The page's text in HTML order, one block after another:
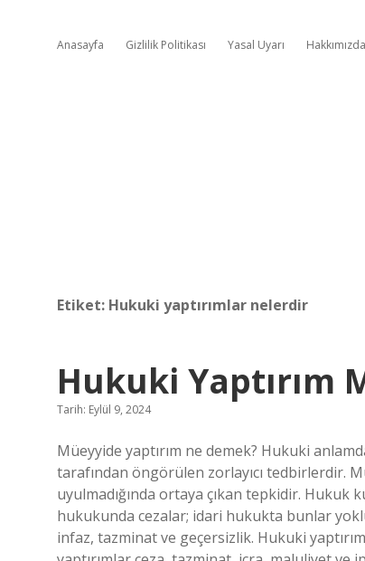
Anasayfa Gizlilik Politikası Yasal Uyarı Hakkımızda
Etiket: Hukuki yaptırımlar nelerdir
Hukuki Yaptırım
Tarih: Eylül 9, 2024
Müeyyide yaptırım ne demek? Hukuki
tarafından öngörülen zorlayıcı tedbirlerdir.
uyulmadığında ortaya çıkan tepkidir. Hukuk
hukukunda cezalar; idari hukukta bunlar
infaz, tazminat ve geçersizlik. Hukuki